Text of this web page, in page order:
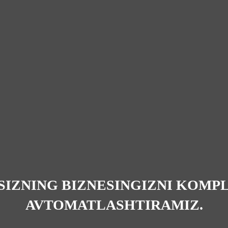
BIZNESINGIZNI
AVTOMATLASHTIRAMIZ.